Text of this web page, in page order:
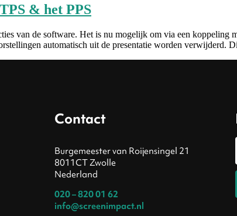
& het PPS
van de software. Het is nu mogelijk om via een koppeling
automatisch uit de presentatie worden
Contact
Burgemeester van Roijensingel 21
8011CT Zwolle
Nederland
020 – 820 01 62
info@screenimpact.nl